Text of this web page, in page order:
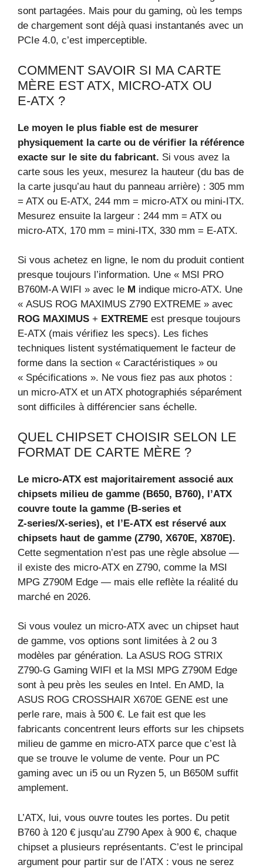
sont partagées. Mais pour du gaming, où les temps
de chargement sont déjà quasi instantanés avec un
PCIe 4.0, c’est imperceptible.
COMMENT SAVOIR SI MA CARTE
MÈRE EST ATX, MICRO‑ATX OU
E‑ATX ?
Le moyen le plus fiable est de mesurer
physiquement la carte ou de vérifier la référence
exacte sur le site du fabricant. Si vous avez la
carte sous les yeux, mesurez la hauteur (du bas de
la carte jusqu’au haut du panneau arrière) : 305 mm
= ATX ou E‑ATX, 244 mm = micro‑ATX ou mini‑ITX.
Mesurez ensuite la largeur : 244 mm = ATX ou
micro‑ATX, 170 mm = mini‑ITX, 330 mm = E‑ATX.
Si vous achetez en ligne, le nom du produit contient
presque toujours l’information. Une « MSI PRO
B760M‑A WIFI » avec le M indique micro‑ATX. Une
« ASUS ROG MAXIMUS Z790 EXTREME » avec
ROG MAXIMUS + EXTREME est presque toujours
E‑ATX (mais vérifiez les specs). Les fiches
techniques listent systématiquement le facteur de
forme dans la section « Caractéristiques » ou
« Spécifications ». Ne vous fiez pas aux photos :
un micro‑ATX et un ATX photographiés séparément
sont difficiles à différencier sans échelle.
QUEL CHIPSET CHOISIR SELON LE
FORMAT DE CARTE MÈRE ?
Le micro‑ATX est majoritairement associé aux
chipsets milieu de gamme (B650, B760), l’ATX
couvre toute la gamme (B‑series et
Z‑series/X‑series), et l’E‑ATX est réservé aux
chipsets haut de gamme (Z790, X670E, X870E).
Cette segmentation n’est pas une règle absolue —
il existe des micro‑ATX en Z790, comme la MSI
MPG Z790M Edge — mais elle reflète la réalité du
marché en 2026.
Si vous voulez un micro‑ATX avec un chipset haut
de gamme, vos options sont limitées à 2 ou 3
modèles par génération. La ASUS ROG STRIX
Z790‑G Gaming WIFI et la MSI MPG Z790M Edge
sont à peu près les seules en Intel. En AMD, la
ASUS ROG CROSSHAIR X670E GENE est une
perle rare, mais à 500 €. Le fait est que les
fabricants concentrent leurs efforts sur les chipsets
milieu de gamme en micro‑ATX parce que c’est là
que se trouve le volume de vente. Pour un PC
gaming avec un i5 ou un Ryzen 5, un B650M suffit
amplement.
L’ATX, lui, vous ouvre toutes les portes. Du petit
B760 à 120 € jusqu’au Z790 Apex à 900 €, chaque
chipset a plusieurs représentants. C’est le principal
argument pour partir sur de l’ATX : vous ne serez